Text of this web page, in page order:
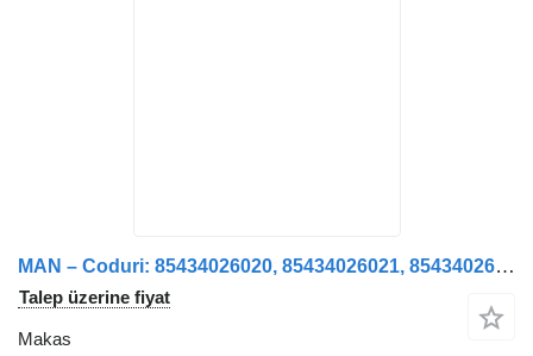
MAN – Coduri: 85434026020, 85434026021, 85434026029 kamyon için MAN Frunză Arc Axa Față Stânga – Coduri: 85434026020, 85434026021, 8 makas
Talep üzerine fiyat
Makas